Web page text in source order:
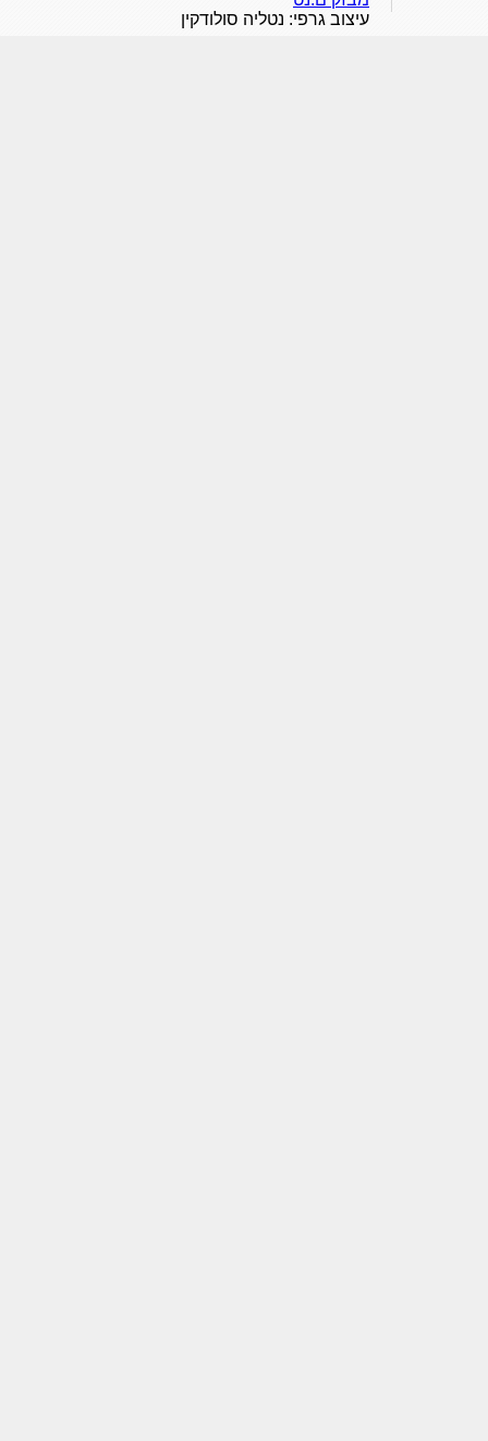
עיצוב גרפי: נטליה סולודקין